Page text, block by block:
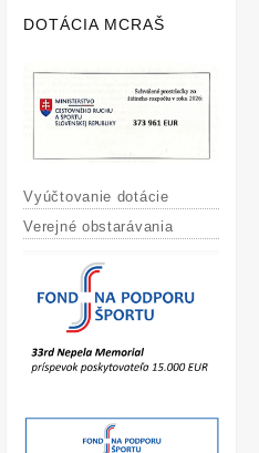
DOTÁCIA MCRAŠ
Vyúčtovanie dotácie
Verejné obstarávania